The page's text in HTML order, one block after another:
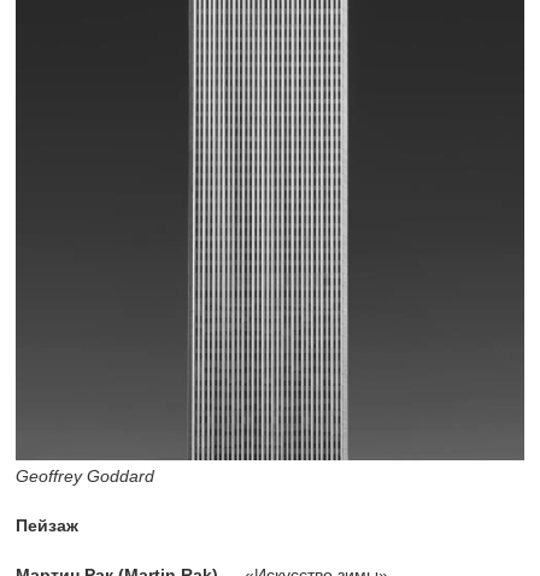
Geoffrey Goddard
Пейзаж